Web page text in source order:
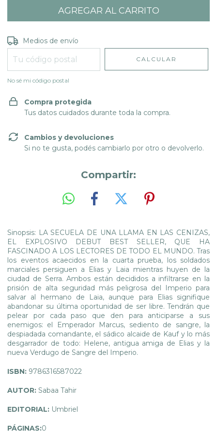
Entregas para el CP:
Medios de envío
CALCULAR
No sé mi código postal
Compra protegida
Tus datos cuidados durante toda la compra.
Cambios y devoluciones
Si no te gusta, podés cambiarlo por otro o devolverlo.
Compartir:
Sinopsis: LA SECUELA DE UNA LLAMA EN LAS CENIZAS,
EL EXPLOSIVO DEBUT BEST SELLER, QUE HA
FASCINADO A LOS LECTORES DE TODO EL MUNDO. Tras
los eventos acaecidos en la cuarta prueba, los soldados
marciales persiguen a Elias y Laia mientras huyen de la
ciudad de Serra. Ambos están decididos a infiltrarse en la
prisión de alta seguridad más peligrosa del Imperio para
salvar al hermano de Laia, aunque para Elias signifique
abandonar su última oportunidad de ser libre. Tendrán que
pelear por cada paso que den para anticiparse a sus
enemigos: el Emperador Marcus, sediento de sangre, la
despiadada comandante, el sádico alcaide de Kauf y lo más
desgarrador de todo: Helene, antigua amiga de Elias y la
nueva Verdugo de Sangre del Imperio.
ISBN: 9786316587022
AUTOR: Sabaa Tahir
EDITORIAL: Umbriel
PÁGINAS:0